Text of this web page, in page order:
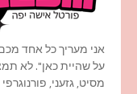
אני מעריך כל אחד
על שהיית כאן". לא
מסיט, גזעני,